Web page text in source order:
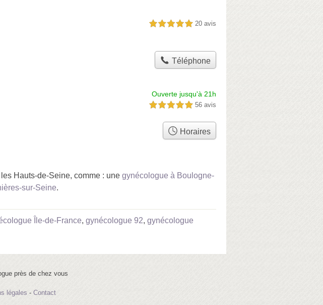
5,0 étoiles sur 5 20 avis
Téléphone
Ouverte jusqu'à 21h
5,0 étoiles sur 5 56 avis
Horaires
Hauts-de-Seine, comme : une gynécologue à Boulogne-
sur-Seine.
Île-de-France, gynécologue 92, gynécologue
près de chez vous
légales - Contact